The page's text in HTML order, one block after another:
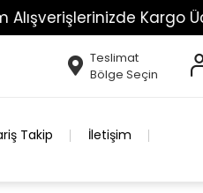
Kargo
Teslimat
Bölge Seçin
Takip İletişim